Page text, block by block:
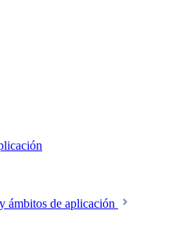
ámbitos de aplicación